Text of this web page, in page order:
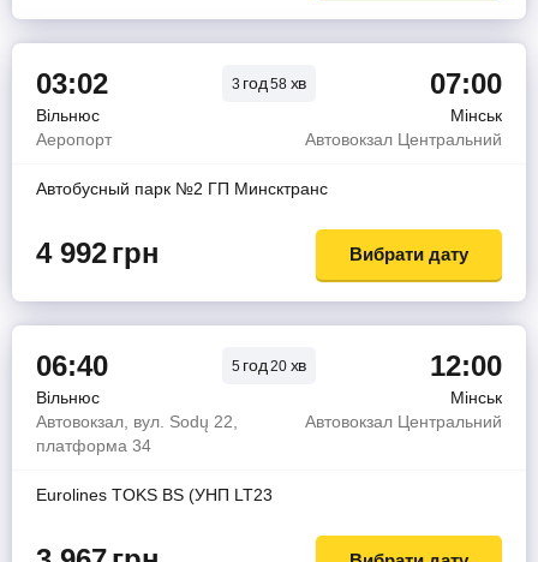
03:02 3 год58 хв 07:00
Вільнюс
Мінськ
Аеропорт
Автовокзал Центральний
Автобусный парк №2 ГП Минсктранс
4 992грн Вибрати дату
06:40 5 год20 хв 12:00
Вільнюс
Мінськ
Автовокзал, вул. Sodų 22,
платформа 34
Автовокзал Центральний
Eurolines TOKS BS (УНП LT23